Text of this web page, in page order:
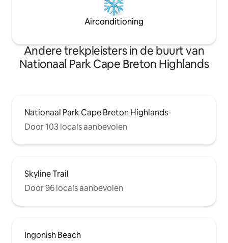
Airconditioning
Andere trekpleisters in de buurt van
Nationaal Park Cape Breton Highlands
Nationaal Park Cape Breton Highlands
Door 103 locals aanbevolen
Skyline Trail
Door 96 locals aanbevolen
Ingonish Beach